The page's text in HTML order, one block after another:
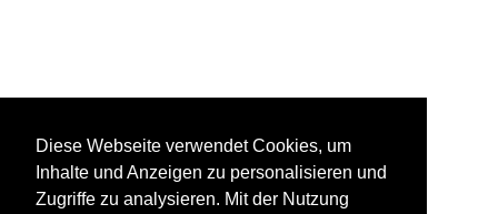
Diese Webseite verwendet Cookies, um
Inhalte und Anzeigen zu personalisieren und
Zugriffe zu analysieren. Mit der Nutzung